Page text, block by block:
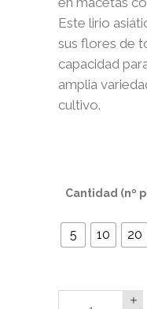
Este lirio
sus flores de
capacidad
amplia
cultivo.
Cantidad (nº
5 10 20